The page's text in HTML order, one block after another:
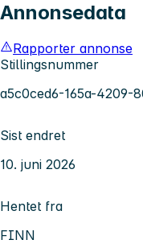
Annonsedata
Rapporter annonse
Stillingsnummer
a5c0ced6-165a-4209-
Sist endret
10. juni 2026
Hentet fra
FINN